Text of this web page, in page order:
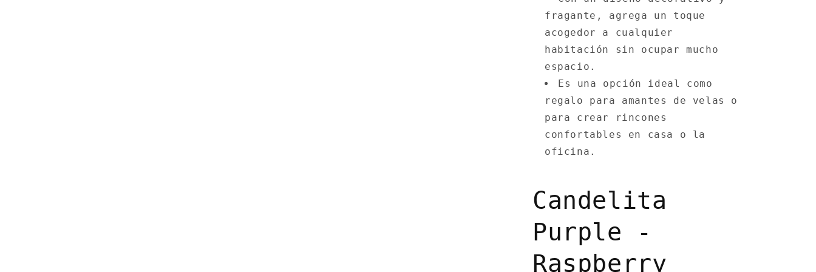
fragante, agrega un toque
acogedor a cualquier
habitación sin ocupar mucho
espacio.
Es una opción ideal como
regalo para amantes de velas o
para crear rincones
confortables en casa o la
oficina.
Candelita
Purple -
Raspberry